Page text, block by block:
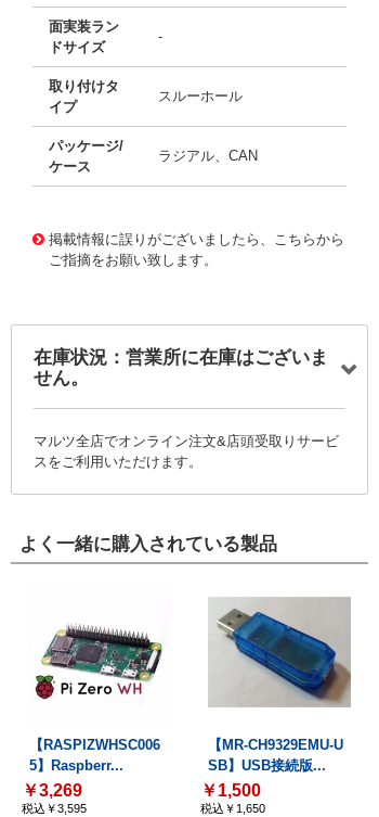
面実装ラン
ドサイズ
-
取り付けタ
イプ
スルーホール
パッケージ/
ケース
ラジアル、CAN
掲載情報に誤りがございましたら、こちらから
ご指摘をお願い致します。
在庫状況：営業所に在庫はございま
せん。
マルツ全店でオンライン注文&店頭受取りサービ
スをご利用いただけます。
よく一緒に購入されている製品
【RASPIZWHSC006
5】Raspberr...
￥3,269
税込￥3,595
【MR-CH9329EMU-U
SB】USB接続版...
￥1,500
税込￥1,650